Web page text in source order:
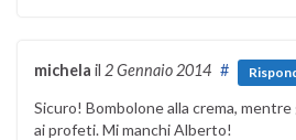
michela il 2 Gennaio 2014 #
Sicuro! Bombolone alla crema,
ai profeti. Mi manchi Alberto!